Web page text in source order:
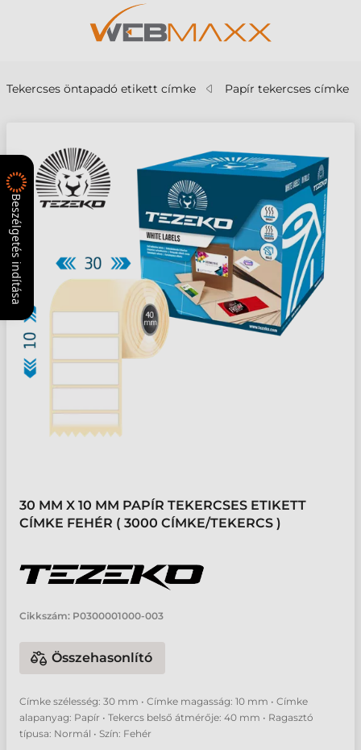
Tekercses öntapadó etikett címke Papír tekercses címke
30 MM X 10 MM PAPÍR TEKERCSES ETIKETT
CÍMKE FEHÉR ( 3000 CÍMKE/TEKERCS )
Cikkszám: P0300001000-003
Összehasonlító
Címke szélesség: 30 mm • Címke magasság: 10 mm • Címke
alapanyag: Papír • Tekercs belső átmérője: 40 mm • Ragasztó
típusa: Normál • Szín: Fehér
Beszélgetés indítása